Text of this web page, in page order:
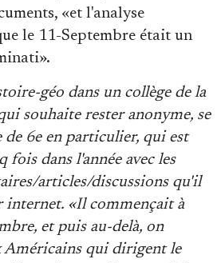
«et l'analyse
le 11-Septembre était un
géo dans un collège de la
souhaite rester anonyme, se
de 6e en particulier, qui est
fois dans l'année avec les
articles/discussions qu'il
internet. «Il commençait à
et puis au-delà, on
Américains qui dirigent le